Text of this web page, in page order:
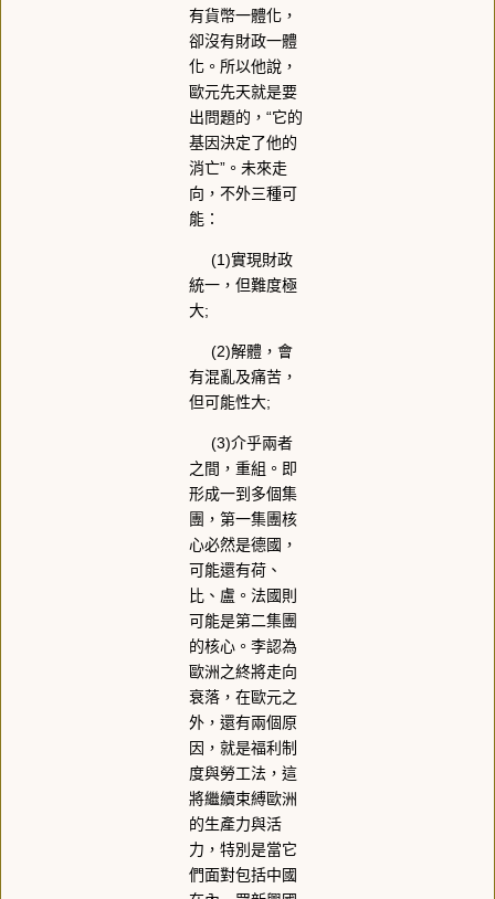
有貨幣一體化，
卻沒有財政一體
化。所以他說，
歐元先天就是要
出問題的，“它的
基因決定了他的
消亡”。未來走
向，不外三種可
能：
(1)實現財政
統一，但難度極
大;
(2)解體，會
有混亂及痛苦，
但可能性大;
(3)介乎兩者
之間，重組。即
形成一到多個集
團，第一集團核
心必然是德國，
可能還有荷、
比、盧。法國則
可能是第二集團
的核心。李認為
歐洲之終將走向
衰落，在歐元之
外，還有兩個原
因，就是福利制
度與勞工法，這
將繼續束縛歐洲
的生產力與活
力，特別是當它
們面對包括中國